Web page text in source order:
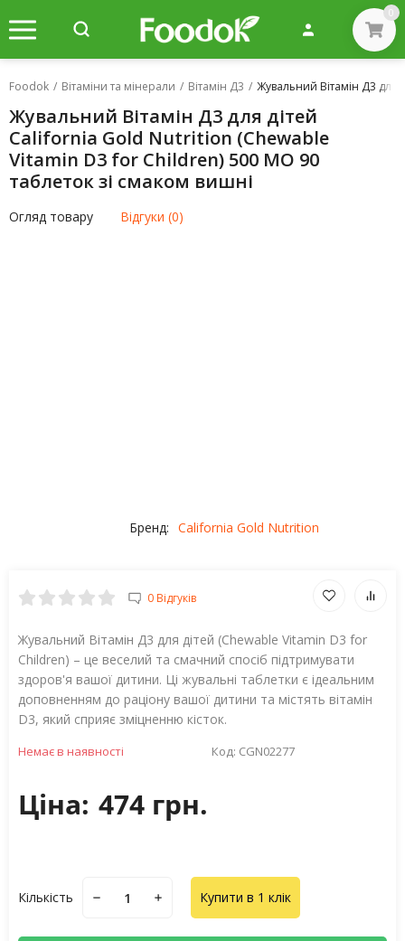
0
Foodok / Вітаміни та мінерали / Вітамін Д3 / Жувальний Вітамін Д3 для
Жувальний Вітамін Д3 для дітей
California Gold Nutrition (Chewable
Vitamin D3 for Children) 500 МО 90
таблеток зі смаком вишні
Огляд товару Відгуки (0)
Бренд: California Gold Nutrition
0 Відгуків
Жувальний Вітамін Д3 для дітей (Chewable Vitamin D3 for
Children) – це веселий та смачний спосіб підтримувати
здоров'я вашої дитини. Ці жувальні таблетки є ідеальним
доповненням до раціону вашої дитини та містять вітамін
D3, який сприяє зміцненню кісток.
Немає в наявності Код: CGN02277
Ціна: 474 грн.
Кількість Купити в 1 клік